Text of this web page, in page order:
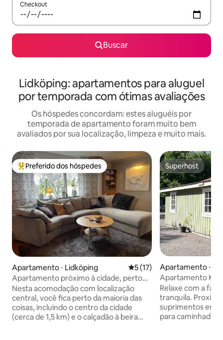
Checkout
Buscar
Lidköping: apartamentos para aluguel
por temporada com ótimas avaliações
Os hóspedes concordam: estes aluguéis por
temporada de apartamento foram muito bem
avaliados por sua localização, limpeza e muito mais.
Entre os melhores preferidos dos hóspedes
Preferido dos hóspedes
Apartamento ⋅ Lidköping 5 de uma avaliação média
5 (17)
Apartamento próximo à cidade, perto
do calçadão.
Nesta acomodação com localização
central, você fica perto da maioria das
coisas, incluindo o centro da cidade
(cerca de 1,5 km) e o calçadão à beira
Superhost
Superhost
Apartamento ⋅
Apartamento
Relaxe com a
tranquila.
suprimentos em
para caminhadas,